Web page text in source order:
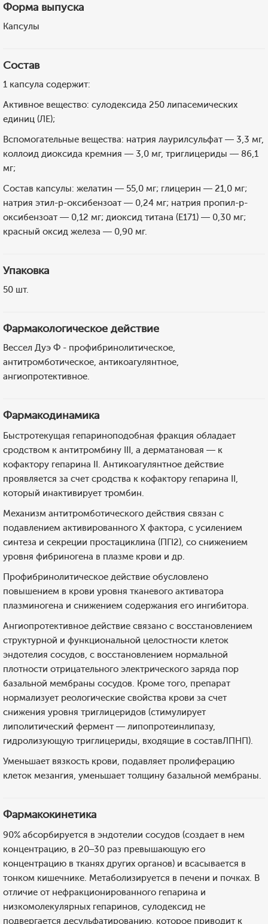
Форма выпуска
Капсулы
Состав
1 капсула содержит:
Активное вещество: сулодексида 250 липасемических
единиц (ЛЕ);
Вспомогательные вещества: натрия лаурилсульфат — 3,3 мг,
коллоид диоксида кремния — 3,0 мг, триглицериды — 86,1
мг;
Состав капсулы: желатин — 55,0 мг; глицерин — 21,0 мг;
натрия этил-р-оксибензоат — 0,24 мг; натрия пропил-р-
оксибензоат — 0,12 мг; диоксид титана (E171) — 0,30 мг;
красный оксид железа — 0,90 мг.
Упаковка
50 шт.
Фармакологическое действие
Вессел Дуэ Ф - профибринолитическое,
антитромботическое, антикоагулянтное,
ангиопротективное.
Фармакодинамика
Быстротекущая гепариноподобная фракция обладает
сродством к антитромбину III, а дерматановая — к
кофактору гепарина II. Антикоагулянтное действие
проявляется за счет сродства к кофактору гепарина II,
который инактивирует тромбин.
Механизм антитромботического действия связан с
подавлением активированного X фактора, с усилением
синтеза и секреции простациклина (ПГI2), со снижением
уровня фибриногена в плазме крови и др.
Профибринолитическое действие обусловлено
повышением в крови уровня тканевого активатора
плазминогена и снижением содержания его ингибитора.
Ангиопротективное действие связано с восстановлением
структурной и функциональной целостности клеток
эндотелия сосудов, с восстановлением нормальной
плотности отрицательного электрического заряда пор
базальной мембраны сосудов. Кроме того, препарат
нормализует реологические свойства крови за счет
снижения уровня триглицеридов (стимулирует
липолитический фермент — липопротеинлипазу,
гидролизующую триглицериды, входящие в составЛПНП).
Уменьшает вязкость крови, подавляет пролиферацию
клеток мезангия, уменьшает толщину базальной мембраны.
Фармакокинетика
90% абсорбируется в эндотелии сосудов (создает в нем
концентрацию, в 20–30 раз превышающую его
концентрацию в тканях других органов) и всасывается в
тонком кишечнике. Метаболизируется в печени и почках. В
отличие от нефракционированного гепарина и
низкомолекулярных гепаринов, сулодексид не
подвергается десульфатированию, которое приводит к